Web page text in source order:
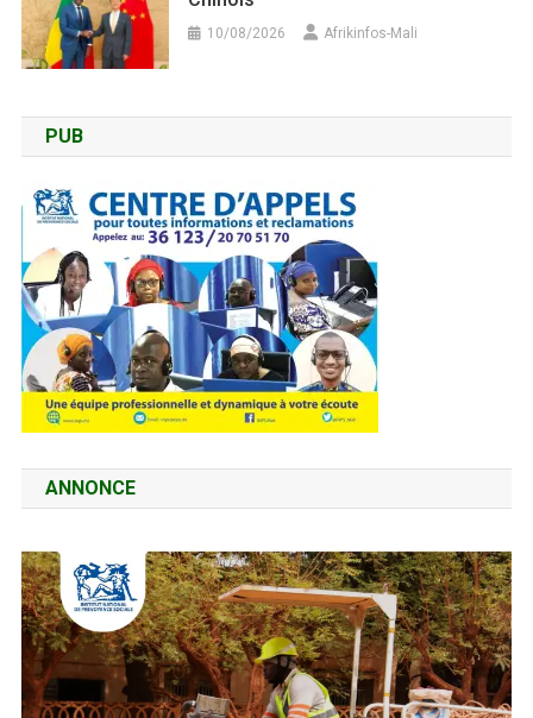
10/08/2026 Afrikinfos-Mali
PUB
ANNONCE